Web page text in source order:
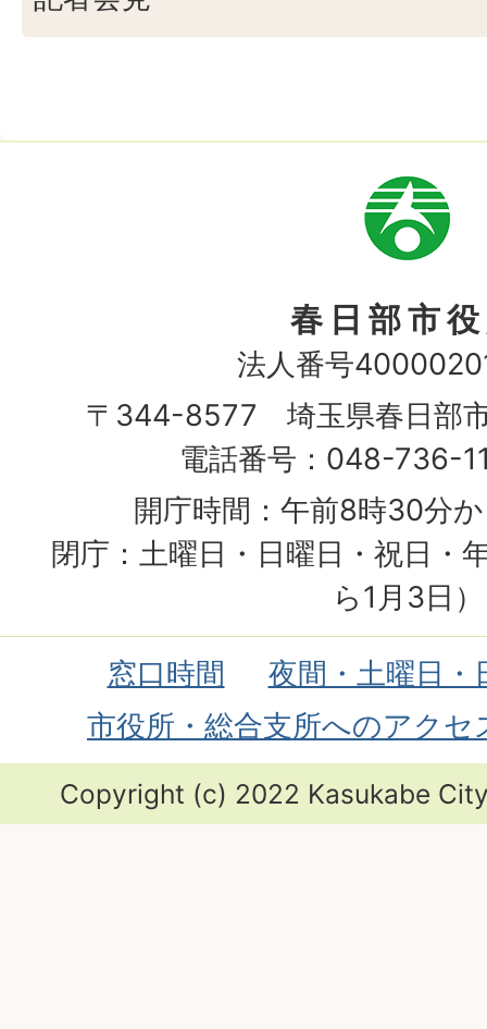
市
章
春日部市
法人番号
〒344-8577 埼玉県春日部
電話番号：048-736-
開庁時間：午前8時30分
閉庁：土曜日・日曜日・祝日・
ら1月3日）
窓口時間
夜間・土曜日・
市役所・総合支所へのアクセ
Copyright (c) 2022 Kasukabe